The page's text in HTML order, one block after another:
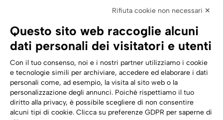
Sicurezza Digitale
Cloud
Trasformazione digitale
Energia
Seguici su:
Rifiuta cookie non necessari ✕
Questo sito web raccoglie alcuni
dati personali dei visitatori e utenti
Con il tuo consenso, noi e i nostri partner utilizziamo i cookie
e tecnologie simili per archiviare, accedere ed elaborare i dati
personali come, ad esempio, la visita al sito web o la
personalizzazione degli annunci. Poiché rispettiamo il tuo
diritto alla privacy, è possibile scegliere di non consentire
alcuni tipi di cookie. Clicca su preferenze GDPR per saperne di